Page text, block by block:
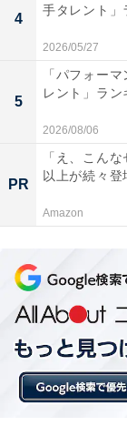
場を広げていま
としてのアル
定。表題曲で
回答コメント
（40代女性／
出てくる番組
県）、「歴代の
出演できるな
※回答コメント
この記事の筆者
編集プロダクシ
集・執筆・校閲
ンテンツ制作
4
手タレント」
2026/05/27
5
「パフォー
レント」ラン
2026/08/06
PR
「え、こん
以上が続々登
Amazon